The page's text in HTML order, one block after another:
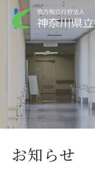
お知らせ